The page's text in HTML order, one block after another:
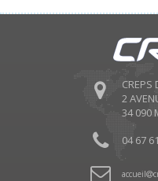
CREPS
2
34 090
04 67
accueil